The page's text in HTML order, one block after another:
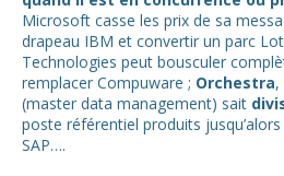
Microsoft casse les prix de sa
drapeau IBM et convertir un parc
Technologies peut bousculer
remplacer Compuware ; Orchestra,
(master data management) sait
poste référentiel produits
SAP….